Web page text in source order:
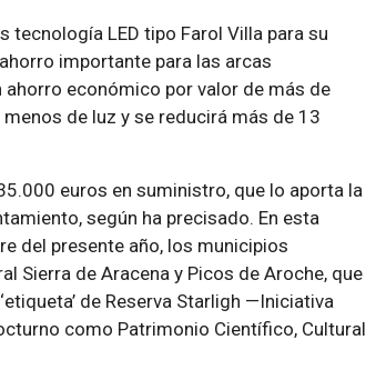
tecnología LED tipo Farol Villa para su
importante para las arcas
ahorro económico por valor de más de
de luz y se reducirá más de 13
euros en suministro, que lo aporta la
según ha precisado. En esta
del presente año, los municipios
Sierra de Aracena y Picos de Aroche, que
de Reserva Starligh —Iniciativa
como Patrimonio Científico, Cultural